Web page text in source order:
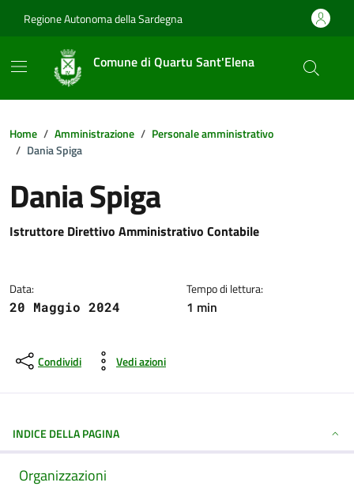
Regione Autonoma della Sardegna
Comune di Quartu Sant'Elena
Home Amministrazione
Personale amministrativo
Dania Spiga
Dania Spiga
Dettagli della notizia
Istruttore Direttivo Amministrativo Contabile
Data:
20 Maggio 2024
Tempo di lettura:
1 min
Condividi Vedi azioni
INDICE DELLA PAGINA
Organizzazioni